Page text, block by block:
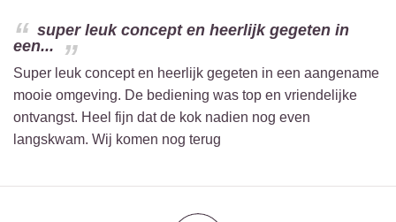
super leuk concept en heerlijk gegeten in
een...
Super leuk concept en heerlijk gegeten in een aangename
mooie omgeving. De bediening was top en vriendelijke
ontvangst. Heel fijn dat de kok nadien nog even
langskwam. Wij komen nog terug